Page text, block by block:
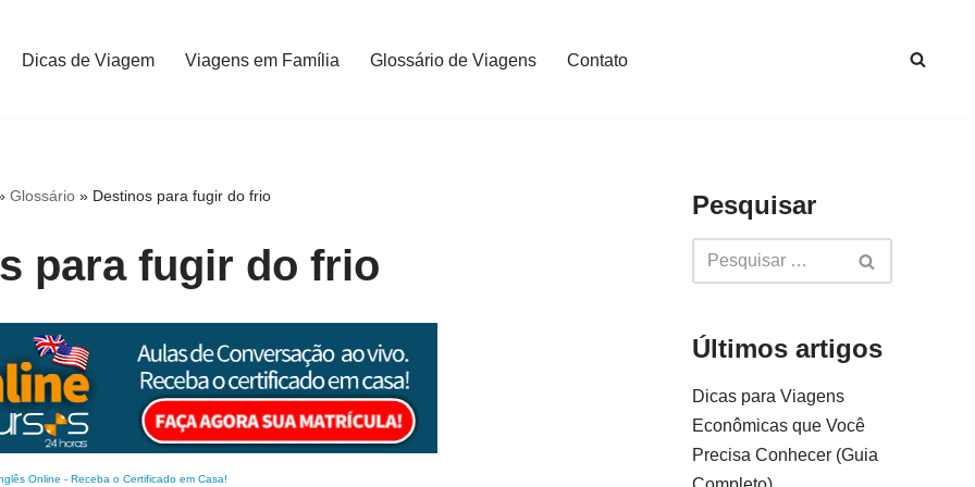
Dicas de Viagem Viagens em Família Glossário de Viagens Contato
Glossário» Destinos para fugir do frio
para fugir do frio
Online - Receba o Certificado em Casa!
Pesquisar
Últimos artigos
Dicas para Viagens
Econômicas que Você
Precisa Conhecer (Guia